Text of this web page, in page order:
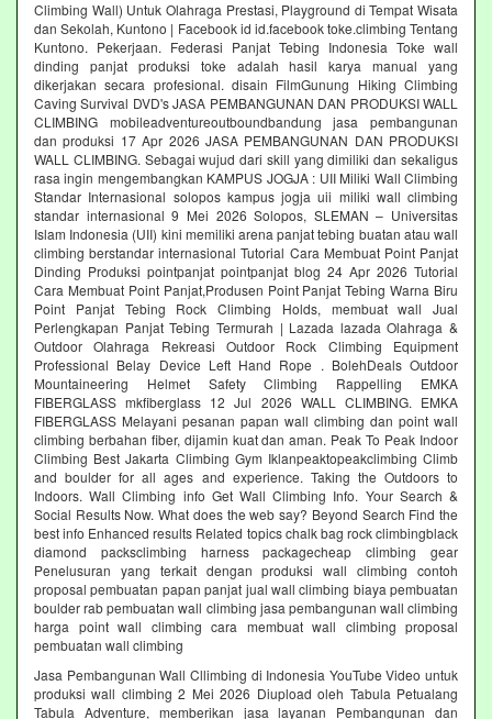
Climbing Wall) Untuk Olahraga Prestasi, Playground di Tempat Wisata
dan Sekolah, Kuntono | Facebook id id.facebook toke.climbing Tentang
Kuntono. Pekerjaan. Federasi Panjat Tebing Indonesia Toke wall
dinding panjat produksi toke adalah hasil karya manual yang
dikerjakan secara profesional. disain FilmGunung Hiking Climbing
Caving Survival DVD's JASA PEMBANGUNAN DAN PRODUKSI WALL
CLIMBING mobileadventureoutboundbandung jasa pembangunan
dan produksi 17 Apr 2026 JASA PEMBANGUNAN DAN PRODUKSI
WALL CLIMBING. Sebagai wujud dari skill yang dimiliki dan sekaligus
rasa ingin mengembangkan KAMPUS JOGJA : UII Miliki Wall Climbing
Standar Internasional solopos kampus jogja uii miliki wall climbing
standar internasional 9 Mei 2026 Solopos, SLEMAN – Universitas
Islam Indonesia (UII) kini memiliki arena panjat tebing buatan atau wall
climbing berstandar internasional Tutorial Cara Membuat Point Panjat
Dinding Produksi pointpanjat pointpanjat blog 24 Apr 2026 Tutorial
Cara Membuat Point Panjat,Produsen Point Panjat Tebing Warna Biru
Point Panjat Tebing Rock Climbing Holds, membuat wall Jual
Perlengkapan Panjat Tebing Termurah | Lazada lazada Olahraga &
Outdoor Olahraga Rekreasi Outdoor Rock Climbing Equipment
Professional Belay Device Left Hand Rope . BolehDeals Outdoor
Mountaineering Helmet Safety Climbing Rappelling EMKA
FIBERGLASS mkfiberglass 12 Jul 2026 WALL CLIMBING. EMKA
FIBERGLASS Melayani pesanan papan wall climbing dan point wall
climbing berbahan fiber, dijamin kuat dan aman. Peak To Peak Indoor
Climbing Best Jakarta Climbing Gym‎ Iklanpeaktopeakclimbing Climb
and boulder for all ages and experience. Taking the Outdoors to
Indoors. Wall Climbing‎ info Get Wall Climbing Info. Your Search &
Social Results Now. What does the web say? Beyond Search Find the
best info Enhanced results Related topics chalk bag rock climbingblack
diamond packsclimbing harness packagecheap climbing gear
Penelusuran yang terkait dengan produksi wall climbing contoh
proposal pembuatan papan panjat jual wall climbing biaya pembuatan
boulder rab pembuatan wall climbing jasa pembangunan wall climbing
harga point wall climbing cara membuat wall climbing proposal
pembuatan wall climbing
Jasa Pembangunan Wall Cllimbing di Indonesia YouTube Video untuk
produksi wall climbing 2 Mei 2026 Diupload oleh Tabula Petualang
Tabula Adventure, memberikan jasa layanan Pembangunan dan